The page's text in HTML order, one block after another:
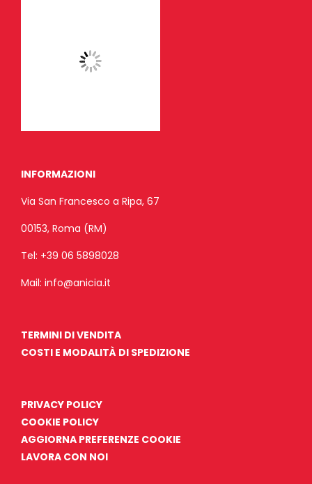
INFORMAZIONI
Via San Francesco a Ripa, 67
00153, Roma (RM)
Tel: +39 06 5898028
Mail: info@anicia.it
TERMINI DI VENDITA
COSTI E MODALITÀ DI SPEDIZIONE
PRIVACY POLICY
COOKIE POLICY
AGGIORNA PREFERENZE COOKIE
LAVORA CON NOI